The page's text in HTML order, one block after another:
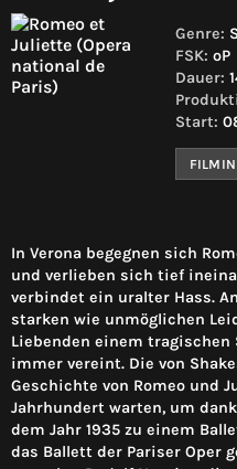
Genre:
FSK: oP
Dauer:
Start:
In Verona begegnen sich
und verlieben sich tief
verbindet ein uralter Hass.
starken wie unmöglichen
Liebenden einem tragischen
immer vereint. Die von
Geschichte von Romeo und
Jahrhundert warten, um
dem Jahr 1935 zu einem
das Ballett der Pariser Oper